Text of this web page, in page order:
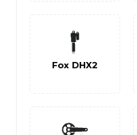
Fox DHX2